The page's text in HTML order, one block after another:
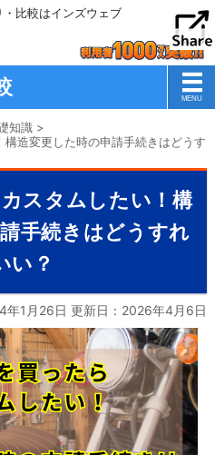
比較はインズウェブ
知識 >
造変更した時の申請手続きはどうす
スタムしたい！構
手続きはどうすれ
い？
1月26日 更新日： 2026年4月6日